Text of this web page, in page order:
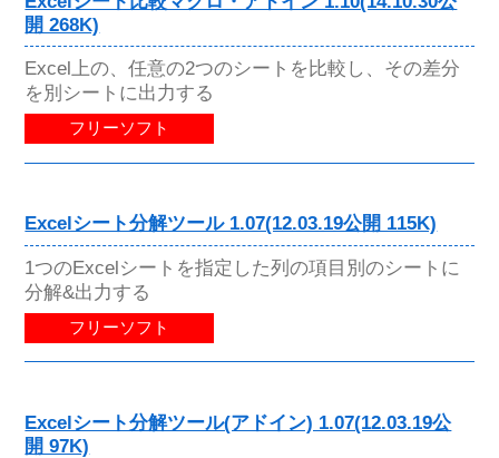
開 268K)
Excel上の、任意の2つのシートを比較し、その差分
を別シートに出力する
フリーソフト
Excelシート分解ツール 1.07(12.03.19公開 115K)
1つのExcelシートを指定した列の項目別のシートに
分解&出力する
フリーソフト
Excelシート分解ツール(アドイン) 1.07(12.03.19公
開 97K)